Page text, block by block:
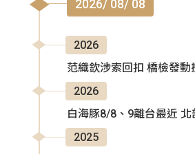
2026/ 08/ 08
2026
范織欽涉索回扣 橋檢發
2026
白海豚8/8、9離台最近
2025